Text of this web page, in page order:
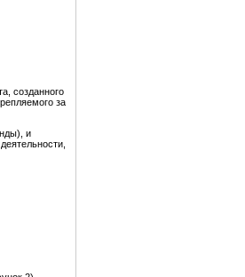
созданного
за
и